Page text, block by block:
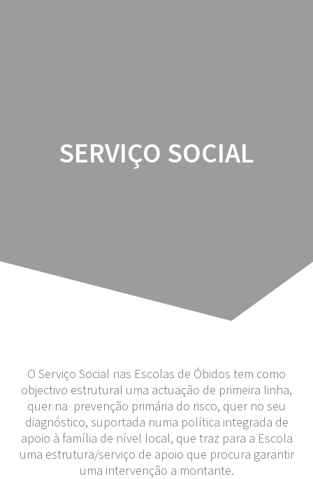
SERVIÇO SOCIAL
O Serviço Social nas Escolas de Óbidos tem como
objectivo estrutural uma actuação de primeira linha,
quer na prevenção primária do risco, quer no seu
diagnóstico, suportada numa política integrada de
apoio à família de nível local, que traz para a Escola
uma estrutura/serviço de apoio que procura garantir
uma intervenção a montante.